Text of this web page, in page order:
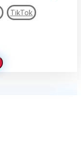
TikTok